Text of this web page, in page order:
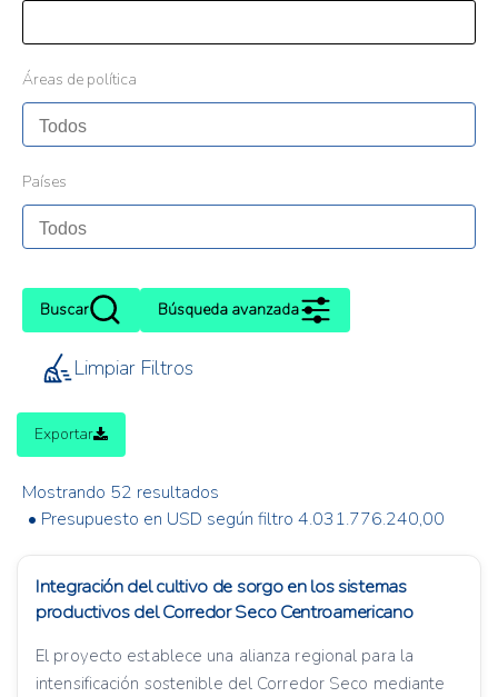
Áreas de política
Países
Buscar Búsqueda avanzada
Limpiar Filtros
Exportar
Mostrando 52 resultados
• Presupuesto en USD según filtro 4.031.776.240,00
Integración del cultivo de sorgo en los sistemas
productivos del Corredor Seco Centroamericano
El proyecto establece una alianza regional para la
intensificación sostenible del Corredor Seco mediante